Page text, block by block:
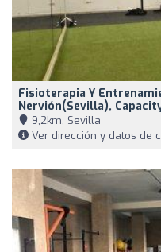
Fisioterapia Y
Nervión(Sevilla),
9,2km, Sevilla
Ver dirección y datos de